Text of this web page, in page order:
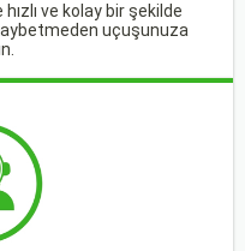
ve kolay bir şekilde
uçuşunuza